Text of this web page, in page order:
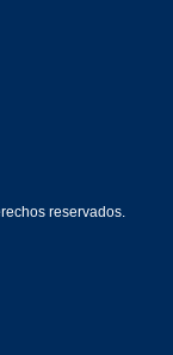
reservados.